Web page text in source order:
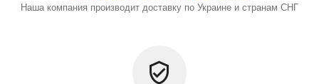
Наша компания производит доставку по Украине и странам СНГ